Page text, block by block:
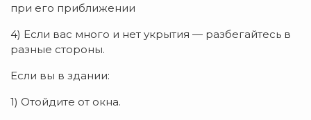
при его приближении
4) Если вас много и нет укрытия — разбегайтесь в
разные стороны.
Если вы в здании:
1) Отойдите от окна.